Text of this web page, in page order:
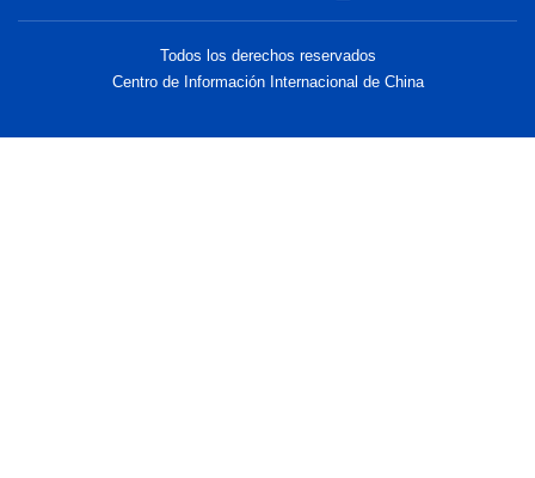
Todos los derechos reservados
Centro de Información Internacional de China